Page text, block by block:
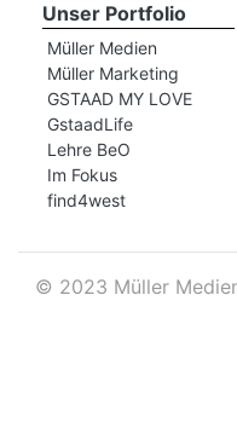
Unser Portfolio
Müller Medien
Müller Marketing
GSTAAD MY LOVE
GstaadLife
Lehre BeO
Im Fokus
find4west
© 2023 Müller